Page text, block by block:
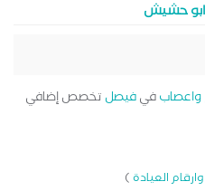
ابو حشيش
واعصابفيفيصل تخصص إضافي
العيادة)